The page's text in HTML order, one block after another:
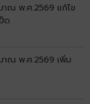
าณ พ.ศ.2569 แก้ไข
ด
าณ พ.ศ.2569 เพิ่ม